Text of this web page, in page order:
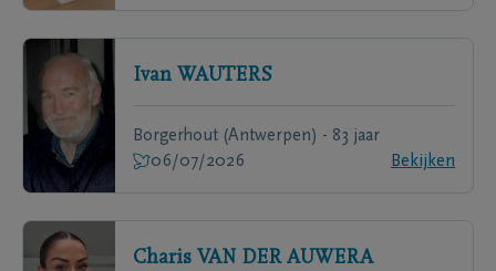
Ivan WAUTERS
Borgerhout (Antwerpen) - 83 jaar
06/07/2026
Bekijken
Charis VAN DER AUWERA